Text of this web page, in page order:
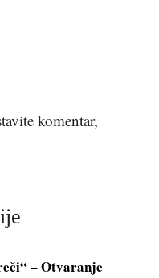
komentar,
– Otvaranje